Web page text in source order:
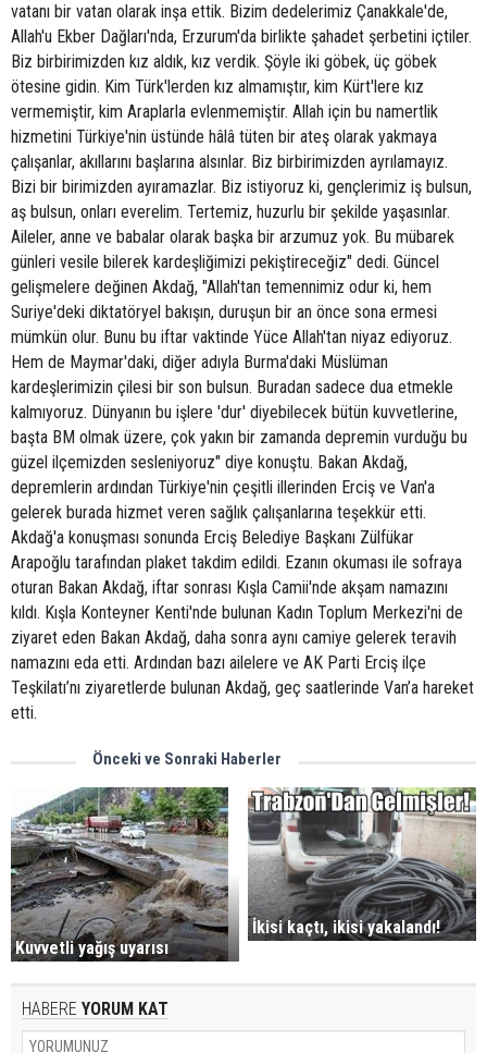
vatanı bir vatan olarak inşa ettik. Bizim dedelerimiz Çanakkale'de,
Allah'u Ekber Dağları'nda, Erzurum'da birlikte şahadet şerbetini içtiler.
Biz birbirimizden kız aldık, kız verdik. Şöyle iki göbek, üç göbek
ötesine gidin. Kim Türk'lerden kız almamıştır, kim Kürt'lere kız
vermemiştir, kim Araplarla evlenmemiştir. Allah için bu namertlik
hizmetini Türkiye'nin üstünde hâlâ tüten bir ateş olarak yakmaya
çalışanlar, akıllarını başlarına alsınlar. Biz birbirimizden ayrılamayız.
Bizi bir birimizden ayıramazlar. Biz istiyoruz ki, gençlerimiz iş bulsun,
aş bulsun, onları everelim. Tertemiz, huzurlu bir şekilde yaşasınlar.
Aileler, anne ve babalar olarak başka bir arzumuz yok. Bu mübarek
günleri vesile bilerek kardeşliğimizi pekiştireceğiz" dedi. Güncel
gelişmelere değinen Akdağ, "Allah'tan temennimiz odur ki, hem
Suriye'deki diktatöryel bakışın, duruşun bir an önce sona ermesi
mümkün olur. Bunu bu iftar vaktinde Yüce Allah'tan niyaz ediyoruz.
Hem de Maymar'daki, diğer adıyla Burma'daki Müslüman
kardeşlerimizin çilesi bir son bulsun. Buradan sadece dua etmekle
kalmıyoruz. Dünyanın bu işlere 'dur' diyebilecek bütün kuvvetlerine,
başta BM olmak üzere, çok yakın bir zamanda depremin vurduğu bu
güzel ilçemizden sesleniyoruz" diye konuştu. Bakan Akdağ,
depremlerin ardından Türkiye'nin çeşitli illerinden Erciş ve Van'a
gelerek burada hizmet veren sağlık çalışanlarına teşekkür etti.
Akdağ'a konuşması sonunda Erciş Belediye Başkanı Zülfükar
Arapoğlu tarafından plaket takdim edildi. Ezanın okuması ile sofraya
oturan Bakan Akdağ, iftar sonrası Kışla Camii'nde akşam namazını
kıldı. Kışla Konteyner Kenti'nde bulunan Kadın Toplum Merkezi'ni de
ziyaret eden Bakan Akdağ, daha sonra aynı camiye gelerek teravih
namazını eda etti. Ardından bazı ailelere ve AK Parti Erciş ilçe
Teşkilatı’nı ziyaretlerde bulunan Akdağ, geç saatlerinde Van’a hareket
etti.
Önceki ve Sonraki Haberler
Kuvvetli yağış uyarısı
İkisi kaçtı, ikisi yakalandı!
HABERE YORUM KAT